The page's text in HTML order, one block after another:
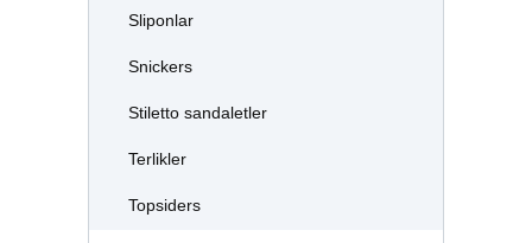
Sliponlar
Snickers
Stiletto sandaletler
Terlikler
Topsiders